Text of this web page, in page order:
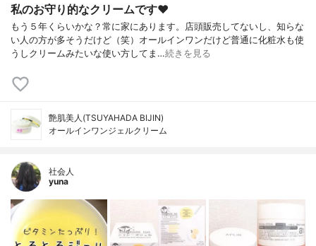
私のお守り的なクリームです♥
もう５年くらいかな？常に家にあります。店頭販売してないし、知らな
い人の方が多そうだけど（笑）オールインワンだけど普通に化粧水も使
うしクリームみたいな使い方してま…続きを見る
艶肌美人(TSUYAHADA BIJIN)
オールインワンジェルクリーム
社会人
yuna